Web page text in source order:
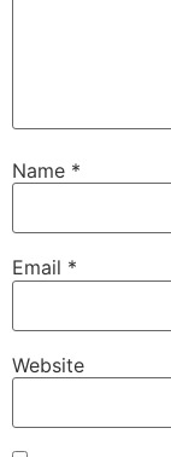
Name *
Email *
Website